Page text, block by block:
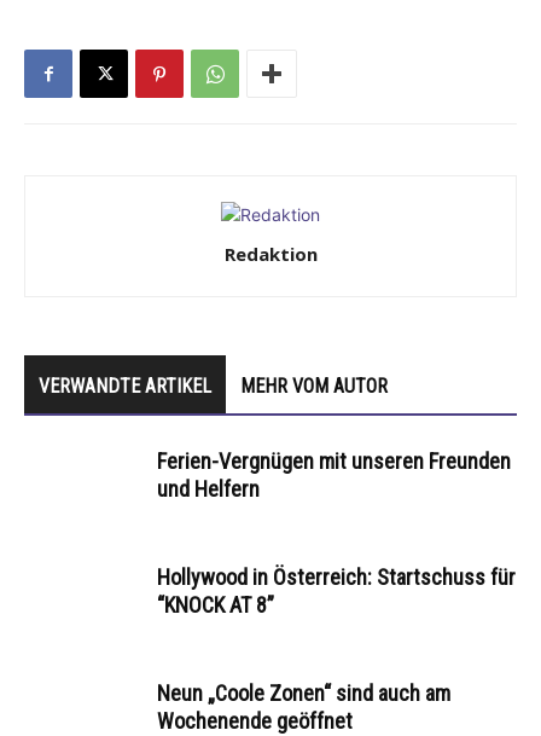
Redaktion
VERWANDTE ARTIKEL MEHR VOM AUTOR
Ferien-Vergnügen mit unseren Freunden
und Helfern
Hollywood in Österreich: Startschuss für
“KNOCK AT 8”
Neun „Coole Zonen“ sind auch am
Wochenende geöffnet